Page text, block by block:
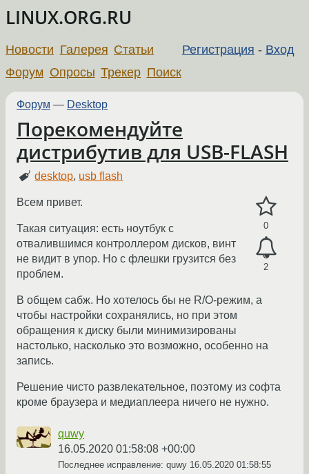
LINUX.ORG.RU
Регистрация - Вход
Новости Галерея Статьи
Форум Опросы Трекер Поиск
Форум — Desktop
Порекомендуйте
дистрибутив для USB-FLASH
desktop, usb flash
0
2
Всем привет.
Такая ситуация: есть ноутбук с
отвалившимся контроллером дисков, винт
не видит в упор. Но с флешки грузится без
проблем.
В общем сабж. Но хотелось бы не R/O-режим, а
чтобы настройки сохранялись, но при этом
обращения к диску были минимизированы
настолько, насколько это возможно, особенно на
запись.
Решение чисто развлекательное, поэтому из софта
кроме браузера и медиаплеера ничего не нужно.
quwy
16.05.2020 01:58:08 +00:00
Последнее исправление: quwy 16.05.2020 01:58:55